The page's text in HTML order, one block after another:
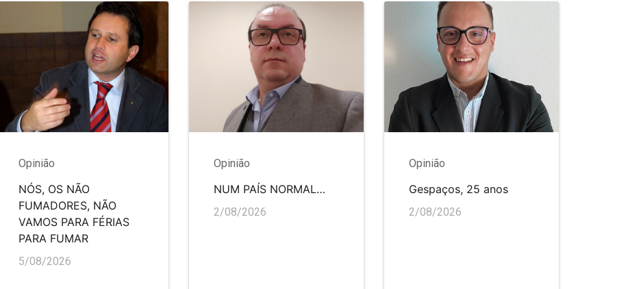
Opinião
NÓS, OS NÃO
FUMADORES, NÃO
VAMOS PARA FÉRIAS
PARA FUMAR
5/08/2026
Opinião
NUM PAÍS NORMAL…
2/08/2026
Opinião
Gespaços, 25 anos
2/08/2026